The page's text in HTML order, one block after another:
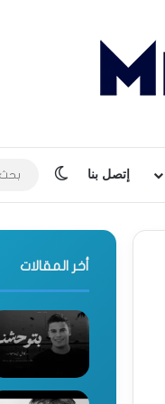
إتصل بنا الوضع
أخر المقالات